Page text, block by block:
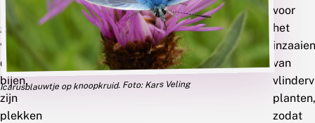
het
gonst
van
de
bijen,
zijn
plekken
Icarusblauwtje op knoopkruid. Foto: Kars Veling
voor
het
van
planten,
zodat